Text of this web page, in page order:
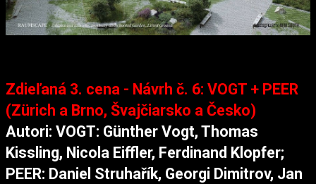
Zdieľaná 3. cena - Návrh č. 6: VOGT + PEER
(Zürich a Brno, Švajčiarsko a Česko)
Autori: VOGT: Günther Vogt, Thomas
Kissling, Nicola Eiffler, Ferdinand Klopfer;
PEER: Daniel Struhařík, Georgi Dimitrov, Jan